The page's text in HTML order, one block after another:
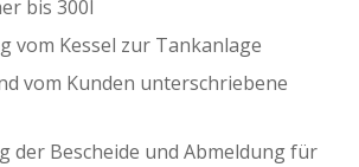
bis 300l
vom Kessel zur Tankanlage
vom Kunden unterschriebene
der Bescheide und Abmeldung für